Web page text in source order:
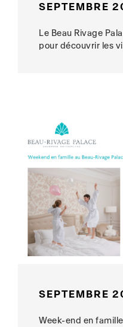
SEPTEMBRE
Le Beau Rivage
pour découvrir les
SEPTEMBRE
Week-end en